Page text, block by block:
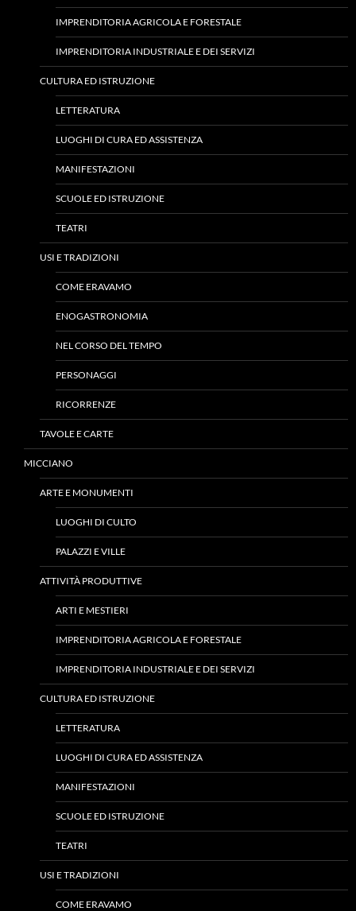
IMPRENDITORIA AGRICOLA E FORESTALE
IMPRENDITORIA INDUSTRIALE E DEI SERVIZI
CULTURA ED ISTRUZIONE
LETTERATURA
LUOGHI DI CURA ED ASSISTENZA
MANIFESTAZIONI
SCUOLE ED ISTRUZIONE
TEATRI
USI E TRADIZIONI
COME ERAVAMO
ENOGASTRONOMIA
NEL CORSO DEL TEMPO
PERSONAGGI
RICORRENZE
TAVOLE E CARTE
MICCIANO
ARTE E MONUMENTI
LUOGHI DI CULTO
PALAZZI E VILLE
ATTIVITÀ PRODUTTIVE
ARTI E MESTIERI
IMPRENDITORIA AGRICOLA E FORESTALE
IMPRENDITORIA INDUSTRIALE E DEI SERVIZI
CULTURA ED ISTRUZIONE
LETTERATURA
LUOGHI DI CURA ED ASSISTENZA
MANIFESTAZIONI
SCUOLE ED ISTRUZIONE
TEATRI
USI E TRADIZIONI
COME ERAVAMO